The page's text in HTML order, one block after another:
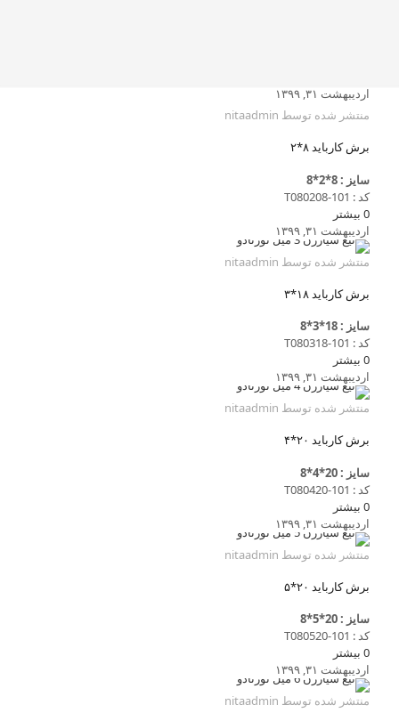
اردیبهشت ۳۱, ۱۳۹۹
منتشر شده توسط nitaadmin
برش کارباید ۸*۲
سایز : 8*2*8
کد : T080208-101
0 بیشتر
اردیبهشت ۳۱, ۱۳۹۹
منتشر شده توسط nitaadmin
برش کارباید ۱۸*۳
سایز : 18*3*8
کد : T080318-101
0 بیشتر
اردیبهشت ۳۱, ۱۳۹۹
منتشر شده توسط nitaadmin
برش کارباید ۲۰*۴
سایز : 20*4*8
کد : T080420-101
0 بیشتر
اردیبهشت ۳۱, ۱۳۹۹
منتشر شده توسط nitaadmin
برش کارباید ۲۰*۵
سایز : 20*5*8
کد : T080520-101
0 بیشتر
اردیبهشت ۳۱, ۱۳۹۹
منتشر شده توسط nitaadmin